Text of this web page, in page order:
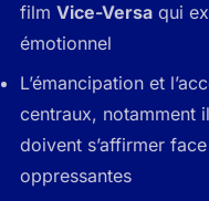
film Vice-Versa qui
émotionnel
L’émancipation et
centraux, notamment
doivent s’affirmer
oppressantes